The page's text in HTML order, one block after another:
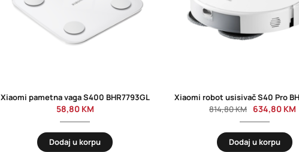
Xiaomi pametna vaga S400 BHR7793GL
58,80 KM
Dodaj u korpu
Xiaomi robot usisivač S40 Pro
814,80KM 634,80 KM
Dodaj u korpu